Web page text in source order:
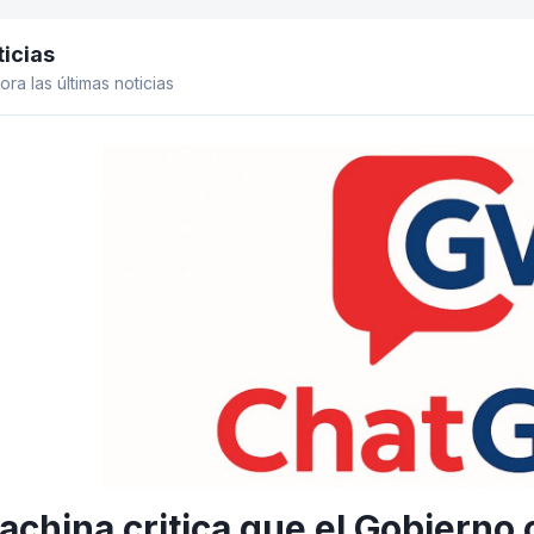
lateral
las últimas noticias